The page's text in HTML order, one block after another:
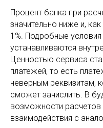
Процент банка при
значительно ниже и,
1%. Подробные
устанавливаются
Ценностью сервиса
платежей, то есть
неверным реквизитам,
сможет зачислить. В
возможности расчетов
взаимодействия с